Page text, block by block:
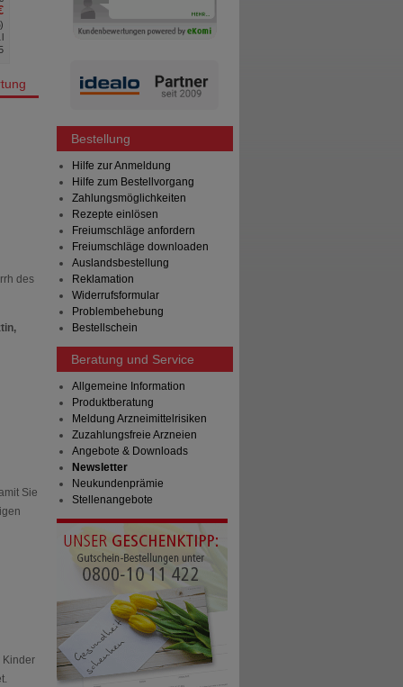
)
l
Unser Preis 4,15 €
Grundpreis
276,67 €pro 1 l
des
Sie
Kinder
Bestellung
Hilfe zur Anmeldung
Hilfe zum Bestellvorgang
Zahlungsmöglichkeiten
Rezepte einlösen
Freiumschläge anfordern
Freiumschläge downloaden
Auslandsbestellung
Reklamation
Widerrufsformular
Problembehebung
Bestellschein
Beratung und Service
Allgemeine Information
Produktberatung
Meldung Arzneimittelrisiken
Zuzahlungsfreie Arzneien
Angebote & Downloads
Newsletter
Neukundenprämie
Stellenangebote